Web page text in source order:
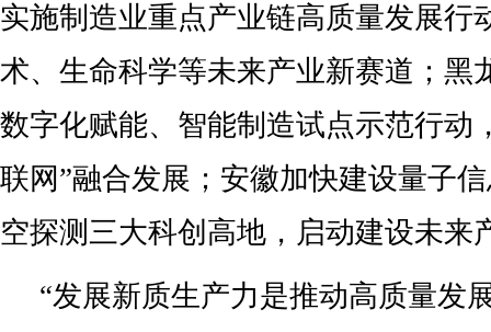
实施制造业重点产业链高质量发展行
术、生命科学等未来产业新赛道；黑
数字化赋能、智能制造试点示范行动
联网”融合发展；安徽加快建设量子
空探测三大科创高地，启动建设未
“发展新质生产力是推动高质量发